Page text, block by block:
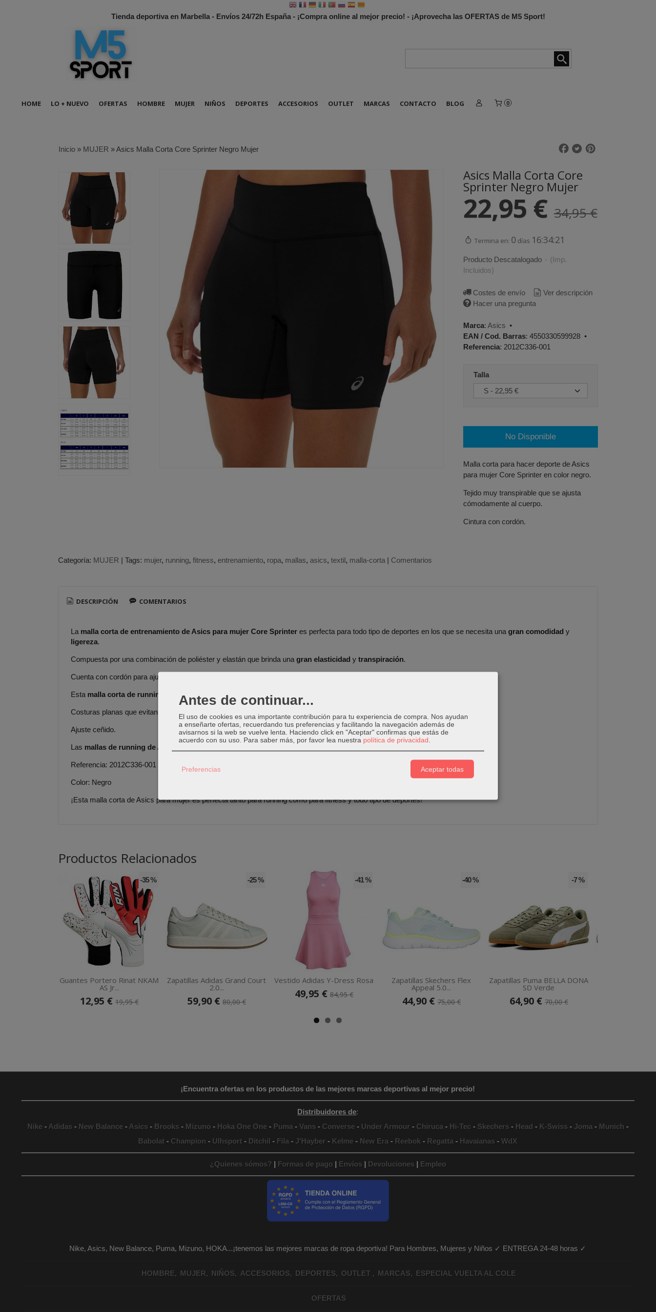
Tienda deportiva en Marbella - Envíos 24/72h España - ¡Compra online al mejor precio! - ¡Aprovecha las OFERTAS de M5 Sport!
HOME LO + NUEVO OFERTAS HOMBRE MUJER NIÑOS DEPORTES ACCESORIOS OUTLET MARCAS CONTACTO BLOG 0
Inicio» MUJER »Asics Malla Corta Core Sprinter Negro Mujer
Asics Malla Corta Core
Sprinter Negro Mujer
22,95 € 34,95 €
Termina en: 0 días 16:34:20
Producto Descatalogado - (Imp.
Incluidos)
Costes de envío
Ver descripción
Hacer una pregunta
Marca: Asics •
EAN / Cod. Barras: 4550330599928•
Referencia: 2012C336-001
Talla
No Disponible
Malla corta para hacer deporte de Asics
para mujer Core Sprinter en color negro.
Tejido muy transpirable que se ajusta
cómodamente al cuerpo.
Cintura con cordón.
Categoría: MUJER | Tags: mujer running fitness entrenamiento ropa mallas asics textil malla-corta | Comentarios
DESCRIPCIÓN COMENTARIOS
La malla corta de entrenamiento de Asics para mujer Core Sprinter es perfecta para todo tipo de deportes en los que se necesita unagran comodidad y
ligereza.
Compuesta por una combinación de poliéster y elastán que brinda unagran elasticidad ytranspiración.
Cuenta con cordón para ajustar en la cintura.
Esta malla corta de running de Asics para chica negra lleva el logotipo reflectante.
Costuras planas que evitan molestias.
Ajuste ceñido.
Las mallas de running de Asics para mujer Core Sprinter negras
Referencia: 2012C336-001
Color: Negro
¡Esta malla corta de Asics para mujer es perfecta tanto para running como para fitness y todo tipo de deportes!
Productos Relacionados
-35 %
Guantes Portero Rinat NKAM
AS Jr...
12,95 € 19,95 €
-25 %
Zapatillas Adidas Grand Court
2.0...
59,90 € 80,00 €
-41 %
Vestido Adidas Y-Dress Rosa
49,95 € 84,95 €
-40 %
Zapatillas Skechers Flex
Appeal 5.0...
44,90 € 75,00 €
-7 %
Zapatillas Puma BELLA DONA
SD Verde
64,90 € 70,00 €
¡Encuentra ofertas en los productos de las mejores marcas deportivas al mejor precio!
Distribuidores de:
Nike- Adidas- New Balance- Asics- Brooks- Mizuno- Hoka One One- Puma - Vans- Converse- Under Armour- Chiruca - Hi-Tec- Skechers- Head - K-Swiss- Joma - Munich -
Babolat - Champion - Ulhsport - Ditchil - Fila - J'Hayber - Kelme - New Era - Reebok - Regatta - Havaianas -WdX
¿Quienes sómos? | Formas de pago| Envíos| Devoluciones| Empleo
Nike, Asics, New Balance, Puma, Mizuno, HOKA...¡tenemos las mejores marcas de ropa deportiva! Para Hombres, Mujeres y Niños ✓ ENTREGA 24-48 horas ✓
HOMBRE MUJER NIÑOS ACCESORIOS DEPORTES OUTLET MARCAS ESPECIAL VUELTA AL COLE
OFERTAS
Antes de continuar...
El uso de cookies es una importante contribución para tu experiencia de compra. Nos ayudan
a enseñarte ofertas, recuerdando tus preferencias y facilitando la navegación además de
avisarnos si la web se vuelve lenta. Haciendo click en "Aceptar" confirmas que estás de
acuerdo con su uso. Para saber más, por favor lea nuestra política de privacidad
Preferencias Aceptar todas